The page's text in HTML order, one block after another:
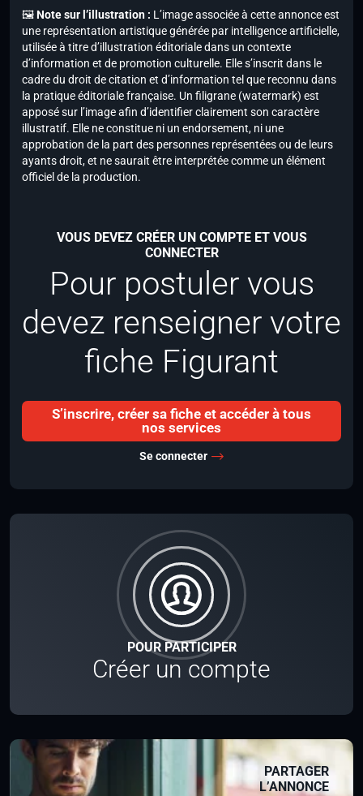
POUR PARTICIPER
Créer un compte
PARTAGER
L’ANNONCE
🖼️Note sur l’illustration : L’image associée à cette annonce est
une représentation artistique générée par intelligence artificielle,
utilisée à titre d’illustration éditoriale dans un contexte
d’information et de promotion culturelle. Elle s’inscrit dans le
cadre du droit de citation et d’information tel que reconnu dans
la pratique éditoriale française. Un filigrane (watermark) est
apposé sur l’image afin d’identifier clairement son caractère
illustratif. Elle ne constitue ni un endorsement, ni une
approbation de la part des personnes représentées ou de leurs
ayants droit, et ne saurait être interprétée comme un élément
officiel de la production.
VOUS DEVEZ CRÉER UN COMPTE ET VOUS
CONNECTER
Pour postuler vous
devez renseigner votre
fiche Figurant
S’inscrire, créer sa fiche et accéder à tous
nos services
Se connecter